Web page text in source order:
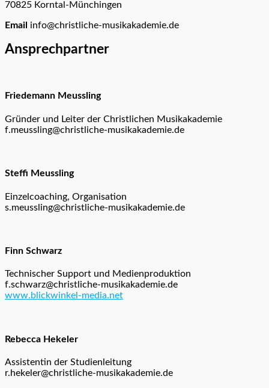
70825 Korntal-Münchingen
Email info@christliche-musikakademie.de
Ansprechpartner
Friedemann Meussling
Gründer und Leiter der Christlichen Musikakademie
f.meussling@christliche-musikakademie.de
Steffi Meussling
Einzelcoaching, Organisation
s.meussling@christliche-musikakademie.de
Finn Schwarz
Technischer Support und Medienproduktion
f.schwarz@christliche-musikakademie.de
www.blickwinkel-media.net
Rebecca Hekeler
Assistentin der Studienleitung
r.hekeler@christliche-musikakademie.de